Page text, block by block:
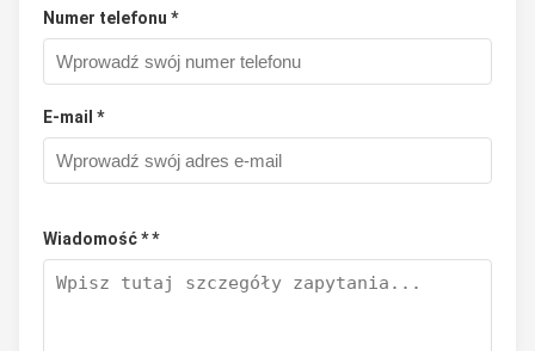
Numer telefonu *
E-mail *
Wiadomość * *